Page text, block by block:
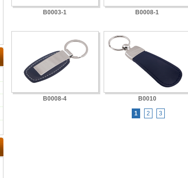
B0003-1 B0008-1
B0008-4 B0010
1 2 3